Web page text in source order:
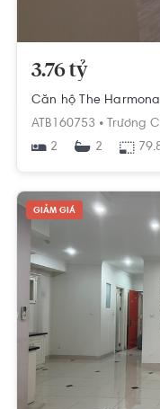
3.76 tỷ
ATB160753 •
Trương
2
2
GIẢM GIÁ